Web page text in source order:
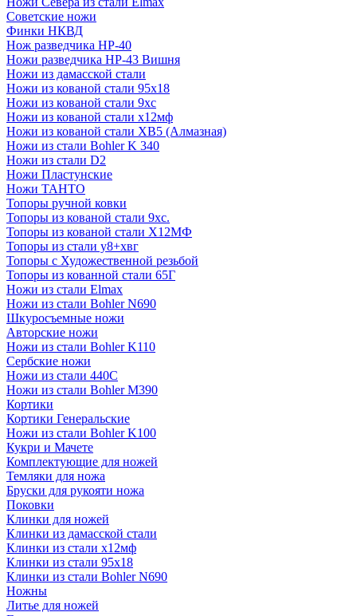
Советские ножи
Финки НКВД
Нож разведчика НР-40
Ножи разведчика НР-43 Вишня
Ножи из дамасской стали
Ножи из кованой стали 95х18
Ножи из кованой стали 9хс
Ножи из кованой стали х12мф
Ножи из кованой стали ХВ5 (Алмазная)
Ножи из стали Bohler K 340
Ножи из стали D2
Ножи Пластунские
Ножи ТАНТО
Топоры ручной ковки
Топоры из кованой стали 9хс.
Топоры из кованой стали Х12МФ
Топоры из стали у8+хвг
Топоры с Художественной резьбой
Топоры из кованной стали 65Г
Ножи из стали Elmax
Ножи из стали Bohler N690
Шкуросъемные ножи
Авторские ножи
Ножи из стали Bohler K110
Сербские ножи
Ножи из стали 440С
Ножи из стали Bohler M390
Кортики
Кортики Генеральские
Ножи из стали Bohler K100
Кукри и Мачете
Комплектующие для ножей
Темляки для ножа
Бруски для рукояти ножа
Поковки
Клинки для ножей
Клинки из дамасской стали
Клинки из стали х12мф
Клинки из стали 95х18
Клинки из стали Bohler N690
Ножны
Литье для ножей